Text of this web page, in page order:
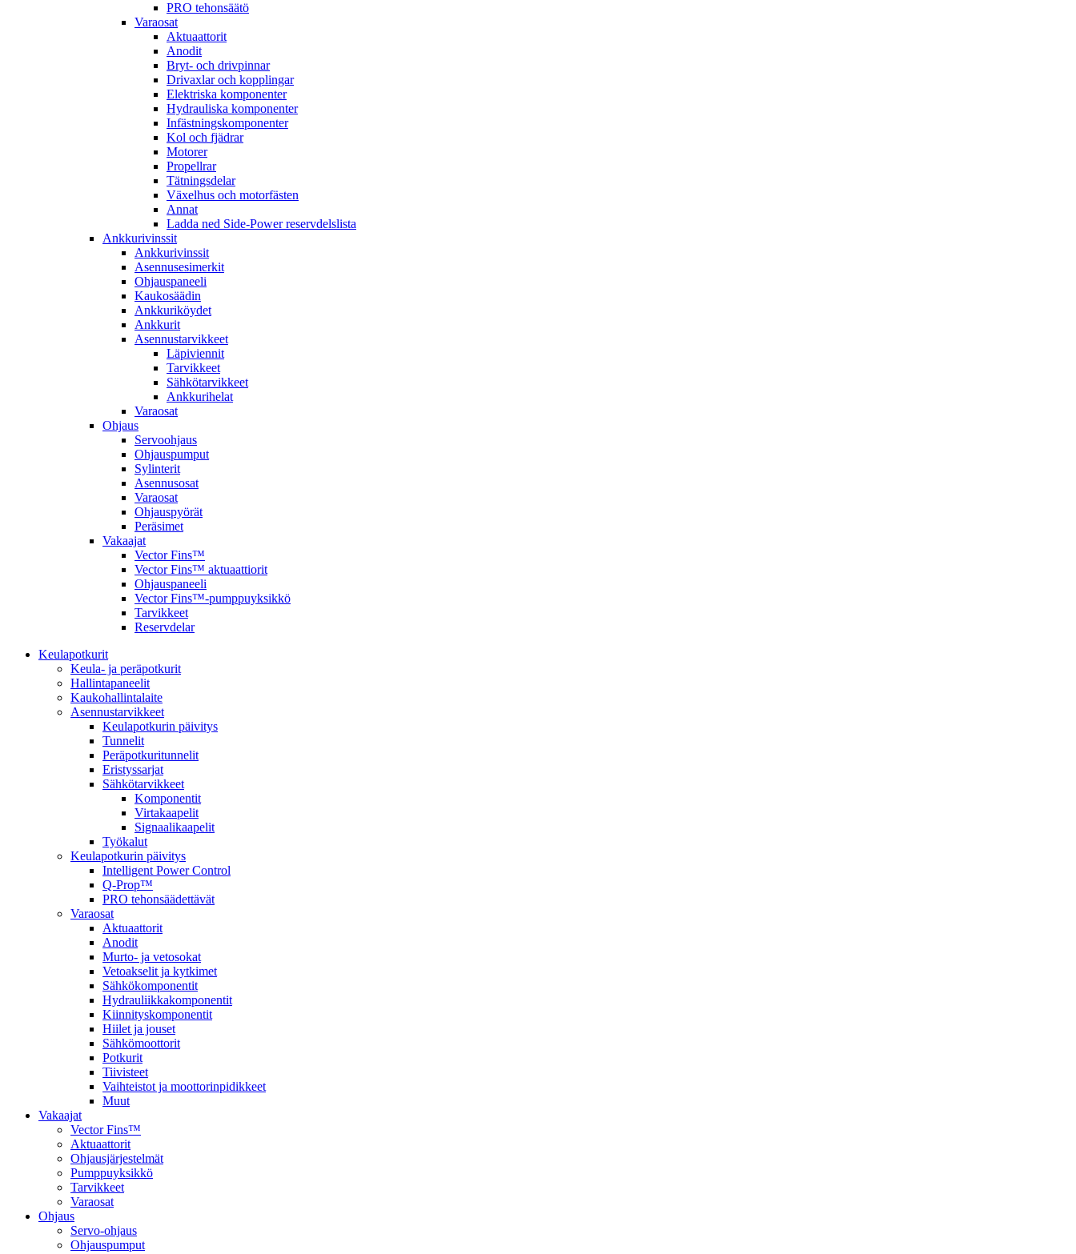
PRO tehonsäätö
Varaosat
Aktuaattorit
Anodit
Bryt- och drivpinnar
Drivaxlar och kopplingar
Elektriska komponenter
Hydrauliska komponenter
Infästningskomponenter
Kol och fjädrar
Motorer
Propellrar
Tätningsdelar
Växelhus och motorfästen
Annat
Ladda ned Side-Power reservdelslista
Ankkurivinssit
Ankkurivinssit
Asennusesimerkit
Ohjauspaneeli
Kaukosäädin
Ankkuriköydet
Ankkurit
Asennustarvikkeet
Läpiviennit
Tarvikkeet
Sähkötarvikkeet
Ankkurihelat
Varaosat
Ohjaus
Servoohjaus
Ohjauspumput
Sylinterit
Asennusosat
Varaosat
Ohjauspyörät
Peräsimet
Vakaajat
Vector Fins™
Vector Fins™ aktuaattiorit
Ohjauspaneeli
Vector Fins™-pumppuyksikkö
Tarvikkeet
Reservdelar
Keulapotkurit
Keula- ja peräpotkurit
Hallintapaneelit
Kaukohallintalaite
Asennustarvikkeet
Keulapotkurin päivitys
Tunnelit
Peräpotkuritunnelit
Eristyssarjat
Sähkötarvikkeet
Komponentit
Virtakaapelit
Signaalikaapelit
Työkalut
Keulapotkurin päivitys
Intelligent Power Control
Q-Prop™
PRO tehonsäädettävät
Varaosat
Aktuaattorit
Anodit
Murto- ja vetosokat
Vetoakselit ja kytkimet
Sähkökomponentit
Hydrauliikkakomponentit
Kiinnityskomponentit
Hiilet ja jouset
Sähkömoottorit
Potkurit
Tiivisteet
Vaihteistot ja moottorinpidikkeet
Muut
Vakaajat
Vector Fins™
Aktuaattorit
Ohjausjärjestelmät
Pumppuyksikkö
Tarvikkeet
Varaosat
Ohjaus
Servo-ohjaus
Ohjauspumput